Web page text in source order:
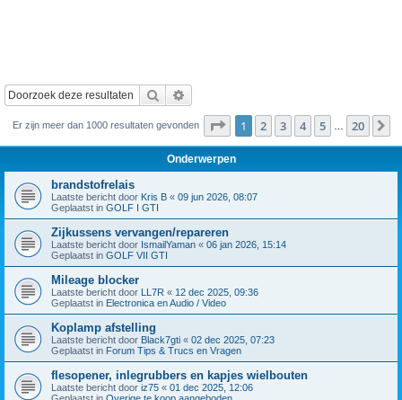
Zoek
Er zijn meer dan 1000 resultaten gevonden Pagina van 20
1 2 3 4 5 20
Onderwerpen
brandstofrelais
Laatste bericht door Kris B « 09 jun 2026, 08:07
Geplaatst in GOLF I GTI
Zijkussens vervangen/repareren
Laatste bericht door IsmailYaman « 06 jan 2026, 15:14
Geplaatst in GOLF VII GTI
Mileage blocker
Laatste bericht door LL7R « 12 dec 2025, 09:36
Geplaatst in Electronica en Audio / Video
Koplamp afstelling
Laatste bericht door Black7gti « 02 dec 2025, 07:23
Geplaatst in Forum Tips & Trucs en Vragen
flesopener, inlegrubbers en kapjes wielbouten
Laatste bericht door iz75 « 01 dec 2025, 12:06
Geplaatst in Overige te koop aangeboden